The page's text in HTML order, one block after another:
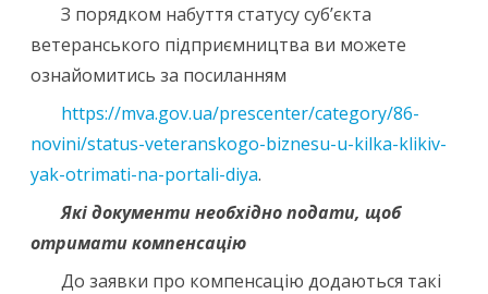
З порядком набуття статусу суб’єкта
ветеранського підприємництва ви можете
ознайомитись за посиланням
https://mva.gov.ua/prescenter/category/86-
novini/status-veteranskogo-biznesu-u-kilka-klikiv-
yak-otrimati-na-portali-diya.
Які документи необхідно подати, щоб
отримати компенсацію
До заявки про компенсацію додаються такі